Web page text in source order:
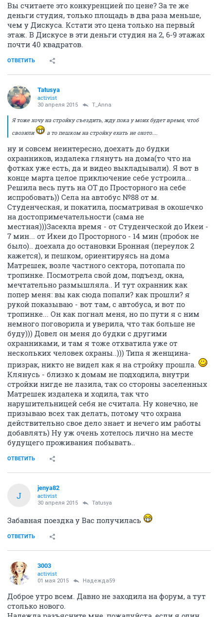
Вы считаете это конкуренцией по цене? За те же
деньги студия, только площадь в два раза меньше,
чем у Дискуса. Кстати это цена только на первый
этаж. В Дискусе в эти деньги студия на 2, 6-9 этажах
почти 40 квадратов.
ОТВЕТИТЬ
Tatusya
activist
30 апреля 2015 T_Anna
Я тоже хочу на стройку съездить, жду пока у моих будет время, чтоб
свозили
а то пешком на стройку ехать не охото....
ну и совсем неинтересно, доехать до будки
охранников, издалека глянуть на дома(то что на
фотках уже есть, да и видео выкладывали). Я вот в
конце марта целое приключение себе устроила...
Решила весь путь на ОТ до Просторного на себе
испробовать)) Села на автобус №88 от м.
Студенческая, и покатила, посматривая в окошечко
на достопримечательности (сама не
местная)))Засекла время - от Студенческой до Икеи -
7 мин... от Икеи до Просторного - 14 мин (пробок не
было).. доехала до остановки Бронная (переулок 2
кажется), и пешком, ориентируясь на дома
Матрешек, возле частного сектора, потопала по
тропинке. Посмотрела свой дом, подъезд, окна,
мечтательно размышляла.. И тут охранник как
попер меня: вы как сюда попали? как прошли? я
рукой показываю - вот там, с автобуса, и вот по
тропинке... Он как погнал меня, но по пути я с ним
немного поговорила и уверила, что так больше не
буду))) Довел он меня до будки с другими
охранниками, и там я тоже отхватила уже от
нескольких человек охраны..))) Типа я женщина-
призрак, никто не видел как я на стройку прошла.
Клянусь - близко к домам не подходила, внутри
стройки нигде не лазила, так со стороны заселенных
Матрешек издалека и ходила, так что
нарушительницей себя не считала. Ну конечно, не
призываю всех так делать, потому что охрана
действительно свое дело знает и нечего им работы
добавлять) Ну уж очень хотелось лично на месте
будущего проживания побывать..
ОТВЕТИТЬ
J
jenya82
activist
30 апреля 2015 Tatusya
Забавная поездка у Вас получилась
ОТВЕТИТЬ
3003
activist
01 мая 2015 Надежда59
Доброе утро всем. Давно не заходила на форум, а тут
столько нового.